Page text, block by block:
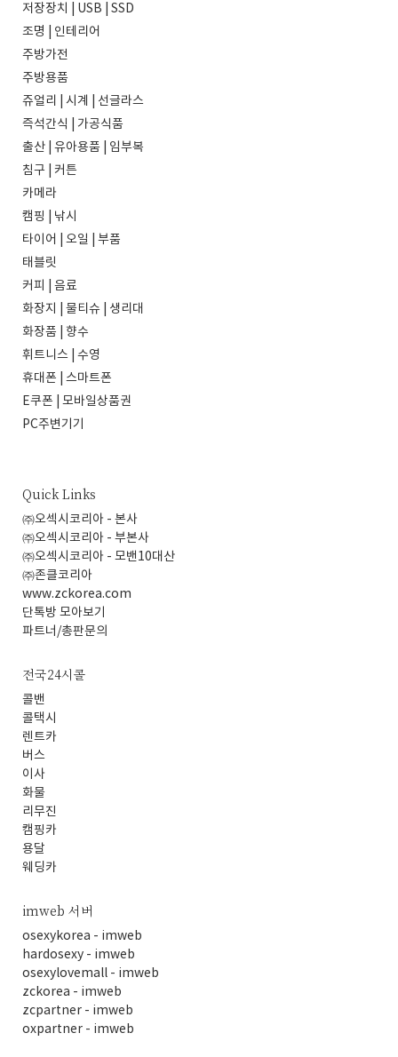
저장장치 | USB | SSD
조명 | 인테리어
주방가전
주방용품
쥬얼리 | 시계 | 선글라스
즉석간식 | 가공식품
출산 | 유아용품 | 임부복
침구 | 커튼
카메라
캠핑 | 낚시
타이어 | 오일 | 부품
태블릿
커피 | 음료
화장지 | 물티슈 | 생리대
화장품 | 향수
휘트니스 | 수영
휴대폰 | 스마트폰
E쿠폰 | 모바일상품권
PC주변기기
Quick Links
㈜오섹시코리아 - 본사
㈜오섹시코리아 - 부본사
㈜오섹시코리아 - 모밴10대산
㈜존클코리아
www.zckorea.com
단톡방 모아보기
파트너/총판문의
전국24시콜
콜밴
콜택시
렌트카
버스
이사
화물
리무진
캠핑카
용달
웨딩카
imweb 서버
osexykorea - imweb
hardosexy - imweb
osexylovemall - imweb
zckorea - imweb
zcpartner - imweb
oxpartner - imweb